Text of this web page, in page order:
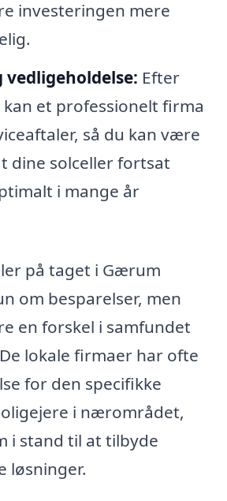
investeringen mere
vedligeholdelse: Efter
et professionelt firma
så du kan være
dine solceller fortsat
i mange år
på taget i Gærum
om besparelser, men
en forskel i samfundet
lokale firmaer har ofte
for den specifikke
i nærområdet,
i stand til at tilbyde
løsninger.